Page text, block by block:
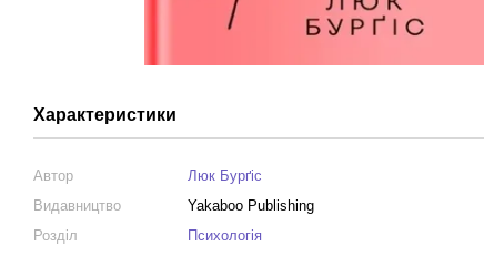
Характеристики
Автор
Люк Бурґіс
Видавництво
Yakaboo Publishing
Розділ
Психологія